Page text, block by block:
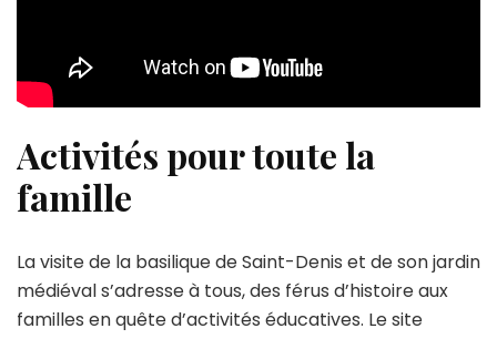
Activités pour toute la
famille
La visite de la basilique de Saint-Denis et de son jardin
médiéval s’adresse à tous, des férus d’histoire aux
familles en quête d’activités éducatives. Le site